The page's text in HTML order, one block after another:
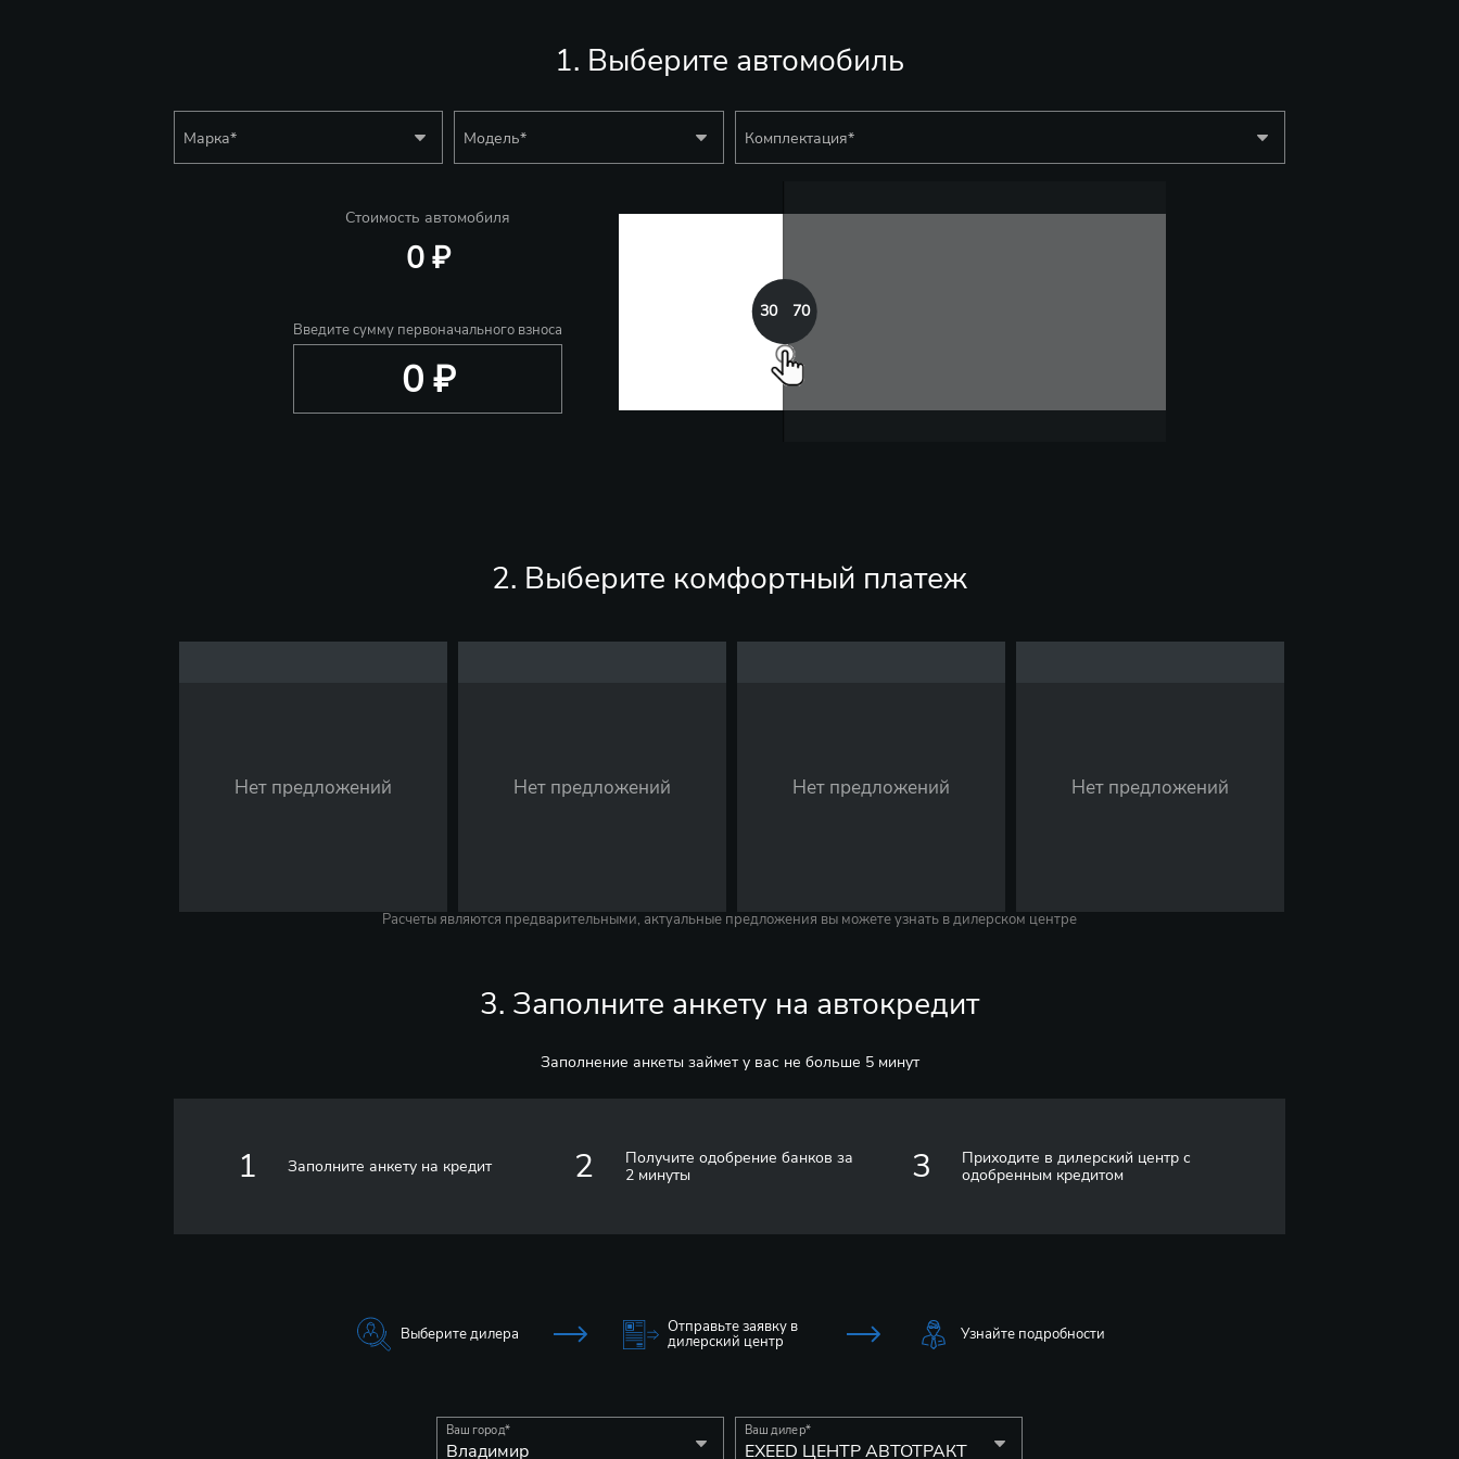
1. Выберите автомобиль
Марка* Модель* Комплектация*
Стоимость автомобиля
0 ₽
Введите сумму первоначального взноса
30 70
2. Выберите комфортный платеж
Нет предложений Нет предложений Нет предложений Нет предложений
Расчеты являются предварительными, актуальные предложения вы можете узнать в дилерском центре
3. Заполните анкету на автокредит
Заполнение анкеты займет у вас не больше 5 минут
1 Заполните анкету на кредит 2
Получите одобрение банков за
2 минуты
3
Приходите в дилерский центр с
одобренным кредитом
Выберите дилера Отправьте заявку в
дилерский центр Узнайте подробности
Ваш город*
Владимир
Ваш дилер*
EXEED ЦЕНТР АВТОТРАКТ